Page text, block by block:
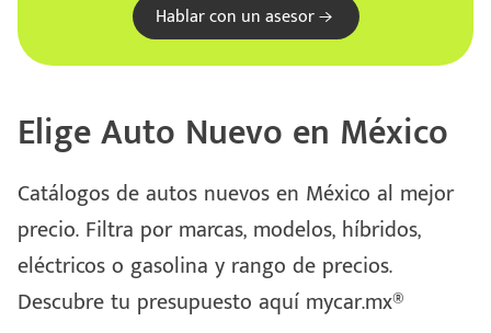
Escríbenos
Código
Hablar con un asesor
Elige Auto Nuevo en México
Catálogos de autos nuevos en México al mejor
precio. Filtra por marcas, modelos, híbridos,
eléctricos o gasolina y rango de precios.
Descubre tu presupuesto aquí mycar.mx®